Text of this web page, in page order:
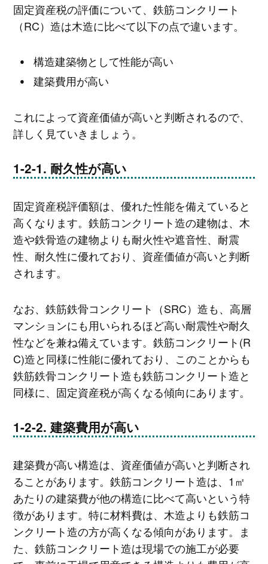
固定資産税の評価について、鉄筋コンクリート
（RC）造は木造に比べて以下の点で違います。
構造建築物として性能が高い
建築費用が高い
これによって資産価値が高いと判断されるので、
詳しく見ていきましょう。
耐久性が高い
固定資産税評価額は、優れた性能を備えていると
高くなります。鉄筋コンクリート造の建物は、木
造や鉄骨造の建物よりも耐火性や遮音性、耐震
性、耐久性に優れており、資産価値が高いと判断
されます。
なお、鉄筋鉄骨コンクリート（SRC）造も、高層
マンションにも用いられるほど高い耐震性や耐久
性などを兼ね備えています。鉄筋コンクリート(R
C)造と同様に性能に優れており、このことからも
鉄筋鉄骨コンクリート造も鉄筋コンクリート造と
同様に、固定資産税が高くなる傾向にあります。
建築費用が高い
建築費が高い構造は、資産価値が高いと判断され
ることがあります。鉄筋コンクリート造は、1㎡
あたりの建築費が他の構造に比べて高いという特
徴があります。特に材料費は、木造よりも鉄筋コ
ンクリート造の方が高くなる傾向があります。ま
た、鉄筋コンクリート造は現場での施工が必要